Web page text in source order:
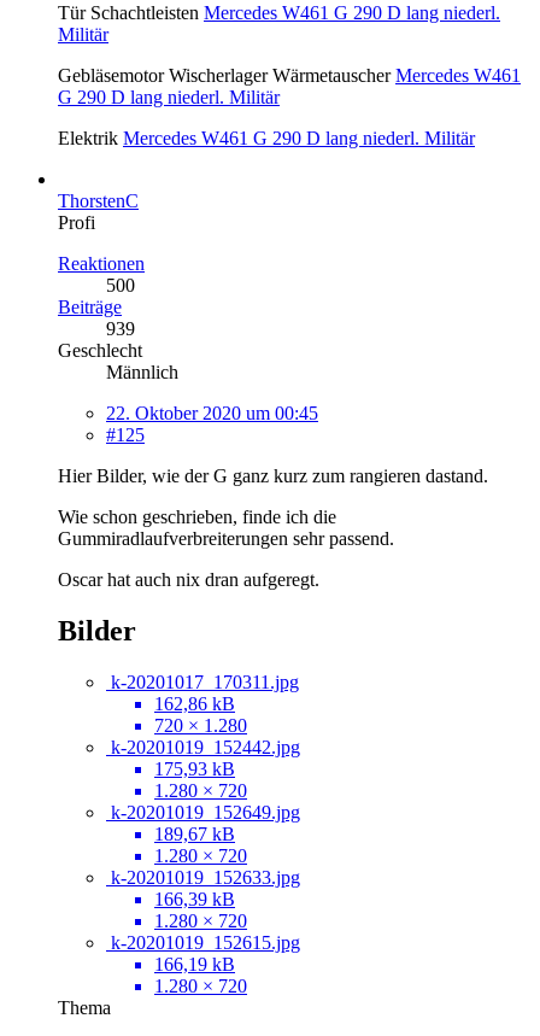
Tür Schachtleisten Mercedes W461 G 290 D lang niederl.
Militär
Gebläsemotor Wischerlager WärmetauscherMercedes W461
G 290 D lang niederl. Militär
Elektrik Mercedes W461 G 290 D lang niederl. Militär
ThorstenC
Profi
Reaktionen
500
Beiträge
939
Geschlecht
Männlich
22. Oktober 2020 um 00:45
#125
Hier Bilder, wie der G ganz kurz zum rangieren dastand.
Wie schon geschrieben, finde ich die
Gummiradlaufverbreiterungen sehr passend.
Oscar hat auch nix dran aufgeregt.
Bilder
k-20201017_170311.jpg
162,86 kB
720 × 1.280
k-20201019_152442.jpg
175,93 kB
1.280 × 720
k-20201019_152649.jpg
189,67 kB
1.280 × 720
k-20201019_152633.jpg
166,39 kB
1.280 × 720
k-20201019_152615.jpg
166,19 kB
1.280 × 720
Thema